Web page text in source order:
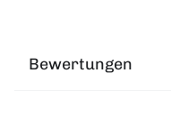
Bewertungen